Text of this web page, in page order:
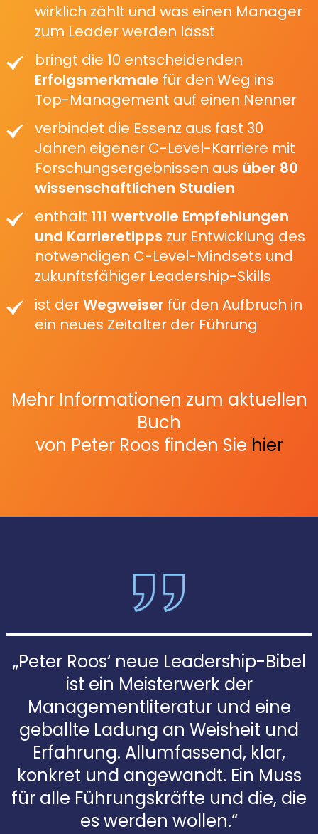
wirklich zählt und was einen Manager
zum Leader werden lässt
bringt die 10 entscheidenden
Erfolgsmerkmale für den Weg ins
Top-Management auf einen Nenner
verbindet die Essenz aus fast 30
Jahren eigener C-Level-Karriere mit
Forschungsergebnissen aus über 80
wissenschaftlichen Studien
enthält 111 wertvolle Empfehlungen
und Karrieretipps zur Entwicklung des
notwendigen C-Level-Mindsets und
zukunftsfähiger Leadership-Skills
ist derWegweiser für den Aufbruch in
ein neues Zeitalter der Führung
Mehr Informationen zum aktuellen
Buch
von Peter Roos finden Sie hier
„Peter Roos‘ neue Leadership-Bibel
ist ein Meisterwerk der
Managementliteratur und eine
geballte Ladung an Weisheit und
Erfahrung. Allumfassend, klar,
konkret und angewandt. Ein Muss
für alle Führungskräfte und die, die
es werden wollen.“